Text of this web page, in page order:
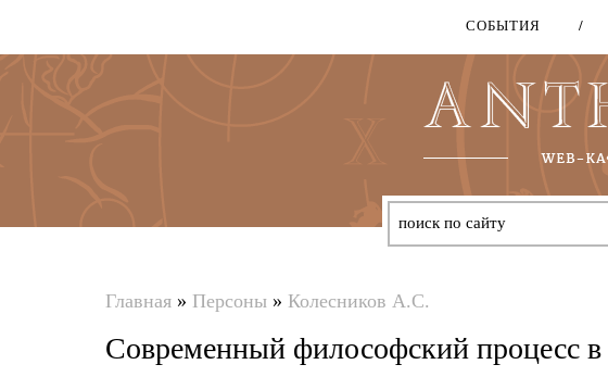
СОБЫТИЯ
здесь
Главная » Персоны » Колесников А.С.
Современный философский процесс в